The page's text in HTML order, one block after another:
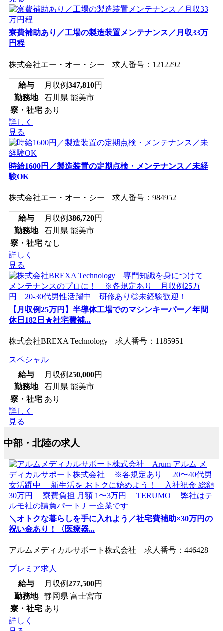
寮費補助あり／工場の製造装置メンテナンス／月収33万
円程
株式会社エー・オー・シー 求人番号：1212292
給与 月収例347,810円
勤務地
石川県 能美市
寮・社宅 あり
詳しく
見る
時給1600円／製造装置の定期点検・メンテナンス／未経
験OK
株式会社エー・オー・シー 求人番号：984952
給与 月収例386,720円
勤務地
石川県 能美市
寮・社宅 なし
詳しく
見る
【月収例25万円】半導体工場でのマシンキーパー／年間
休日182日★社宅費補...
株式会社BREXA Technology 求人番号：1185951
スペシャル
給与
月収例250,000円
勤務地
石川県 能美市
寮・社宅 あり
詳しく
見る
中部・北陸の求人
＼オトクな暮らしを手に入れよう／社宅費補助×30万円の
祝い金あり！〈医療器...
アルムメディカルサポート株式会社 求人番号：446428
プレミア求人
給与
月収例277,500円
勤務地
静岡県 富士宮市
寮・社宅 あり
詳しく